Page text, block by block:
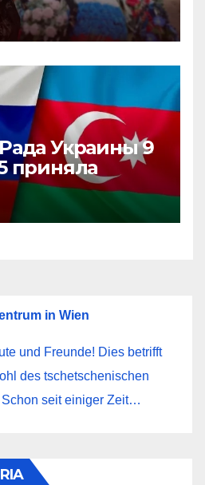
Украины 9
приняла
in Wien
und Freunde! Dies betrifft
des tschetschenischen
seit einiger Zeit…